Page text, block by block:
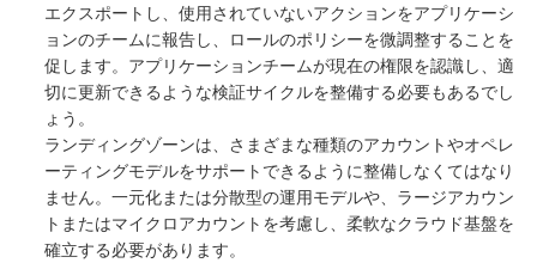
エクスポートし、使用されていないアクションをアプリケーシ
ョンのチームに報告し、ロールのポリシーを微調整することを
促します。アプリケーションチームが現在の権限を認識し、適
切に更新できるような検証サイクルを整備する必要もあるでし
ょう。
ランディングゾーンは、さまざまな種類のアカウントやオペレ
ーティングモデルをサポートできるように整備しなくてはなり
ません。一元化または分散型の運用モデルや、ラージアカウン
トまたはマイクロアカウントを考慮し、柔軟なクラウド基盤を
確立する必要があります。